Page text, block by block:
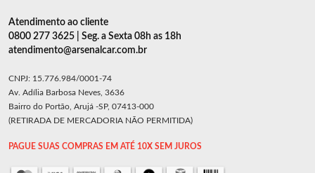
Atendimento ao cliente
0800 277 3625 | Seg. a Sexta 08h as 18h
atendimento@arsenalcar.com.br
CNPJ: 15.776.984/0001-74
Av. Adília Barbosa Neves, 3636
Bairro do Portão, Arujá -SP, 07413-000
(RETIRADA DE MERCADORIA NÃO PERMITIDA)
PAGUE SUAS COMPRAS EM ATÉ 10X SEM JUROS